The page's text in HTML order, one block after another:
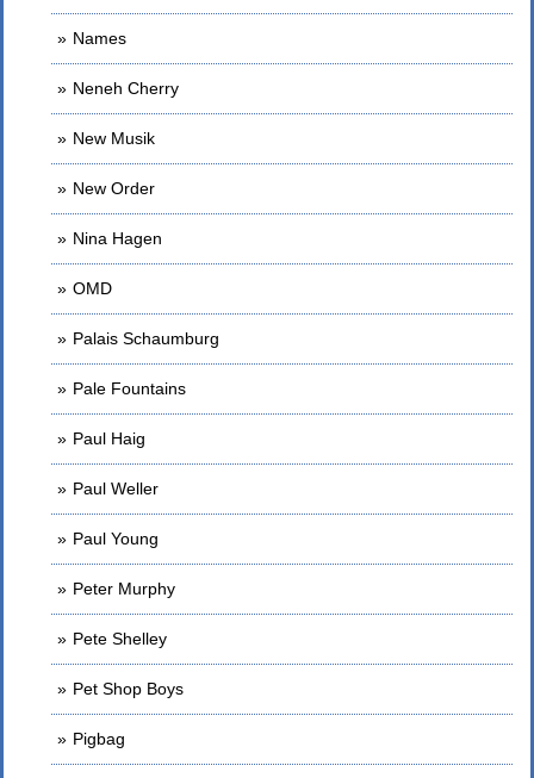
Names
Neneh Cherry
New Musik
New Order
Nina Hagen
OMD
Palais Schaumburg
Pale Fountains
Paul Haig
Paul Weller
Paul Young
Peter Murphy
Pete Shelley
Pet Shop Boys
Pigbag